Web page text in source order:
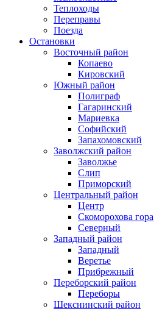
Теплоходы
Переправы
Поезда
Остановки
Восточный район
Копаево
Кировский
Южный район
Полиграф
Гагаринский
Мариевка
Софийский
Запахомовский
Заволжский район
Заволжье
Слип
Приморский
Центральный район
Центр
Скоморохова гора
Северный
Западный район
Западный
Веретье
Прибрежный
Переборский район
Переборы
Шекснинский район